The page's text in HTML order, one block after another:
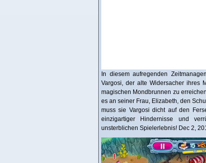
In diesem aufregenden
Vargosi, der alte Widersacher ihres
magischen Mondbrunnen zu
es an seiner Frau, Elizabeth, den
muss sie Vargosi dicht auf den
einzigartiger Hindernisse und
unsterblichen Spielerlebnis! Dec 2,